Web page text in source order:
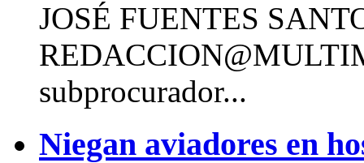
JOSÉ FUENTES
subprocurador...
Niegan aviadores en